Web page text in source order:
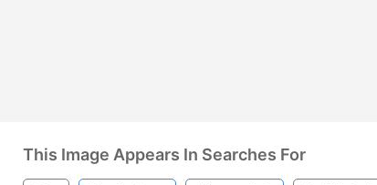
This Image Appears In Searches For